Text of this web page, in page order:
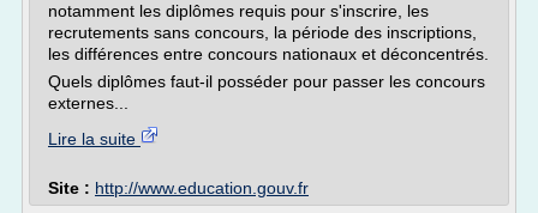
notamment les diplômes requis pour s'inscrire, les
recrutements sans concours, la période des inscriptions,
les différences entre concours nationaux et déconcentrés.
Quels diplômes faut-il posséder pour passer les concours
externes...
Lire la suite
Site : http://www.education.gouv.fr